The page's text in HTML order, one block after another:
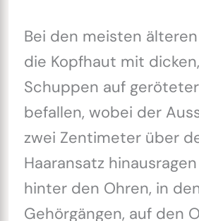
Bei den meisten
die Kopfhaut mit
Schuppen auf
befallen, wobei der
zwei Zentimeter über
Haaransatz
hinter den Ohren, in
Gehörgängen, auf den